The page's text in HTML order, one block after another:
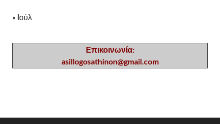
« Ιούλ
Επικοινωνία:
asillogosathinon@gmail.com